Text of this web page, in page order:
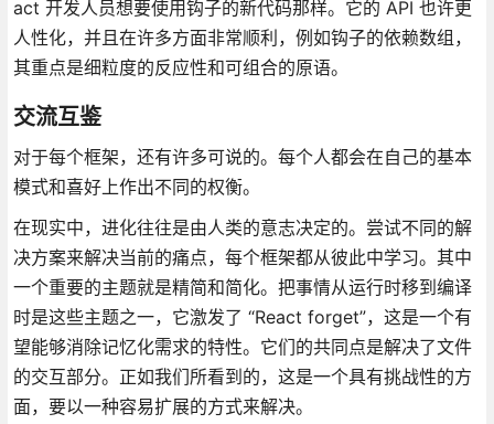
act 开发人员想要使用钩子的新代码那样。它的 API 也许更
人性化，并且在许多方面非常顺利，例如钩子的依赖数组，
其重点是细粒度的反应性和可组合的原语。
交流互鉴
对于每个框架，还有许多可说的。每个人都会在自己的基本
模式和喜好上作出不同的权衡。
在现实中，进化往往是由人类的意志决定的。尝试不同的解
决方案来解决当前的痛点，每个框架都从彼此中学习。其中
一个重要的主题就是精简和简化。把事情从运行时移到编译
时是这些主题之一，它激发了 “React forget”，这是一个有
望能够消除记忆化需求的特性。它们的共同点是解决了文件
的交互部分。正如我们所看到的，这是一个具有挑战性的方
面，要以一种容易扩展的方式来解决。